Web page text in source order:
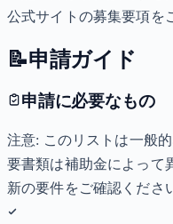
公式サイトの募集要項を
📝申請ガイド
申請に必要なもの
注意: このリストは一般
要書類は補助金によって
新の要件をご確認くださ